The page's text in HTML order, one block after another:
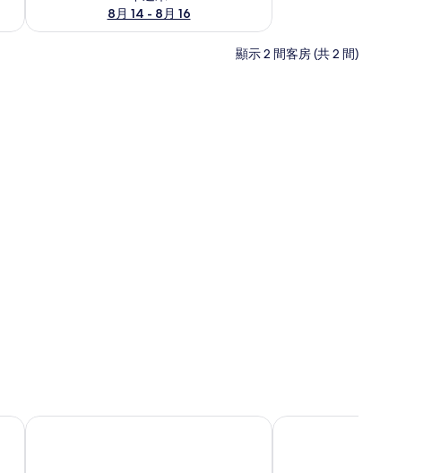
8月 14 - 8月 16
顯示 2 間客房 (共 2 間)
| 書桌、遮光布/窗簾、免費無線上網、獨特裝潢
曙光渡假酒店 知本金聯世紀酒店